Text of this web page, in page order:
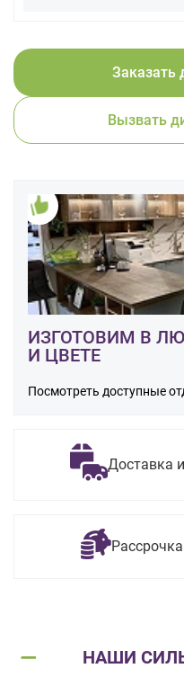
Заказать
Вызвать
ИЗГОТОВИМ В
И ЦВЕТЕ
Посмотреть доступные
Доставка
НАШИ